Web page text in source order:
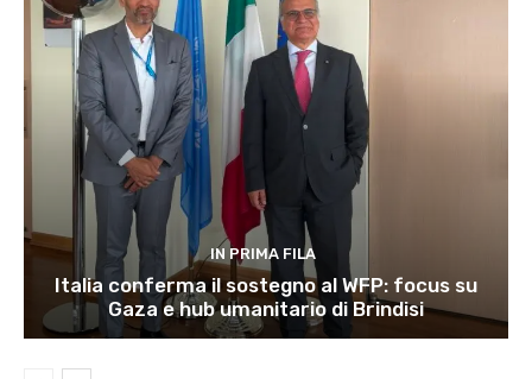
IN PRIMA FILA
Italia conferma il sostegno al WFP: focus su
Gaza e hub umanitario di Brindisi